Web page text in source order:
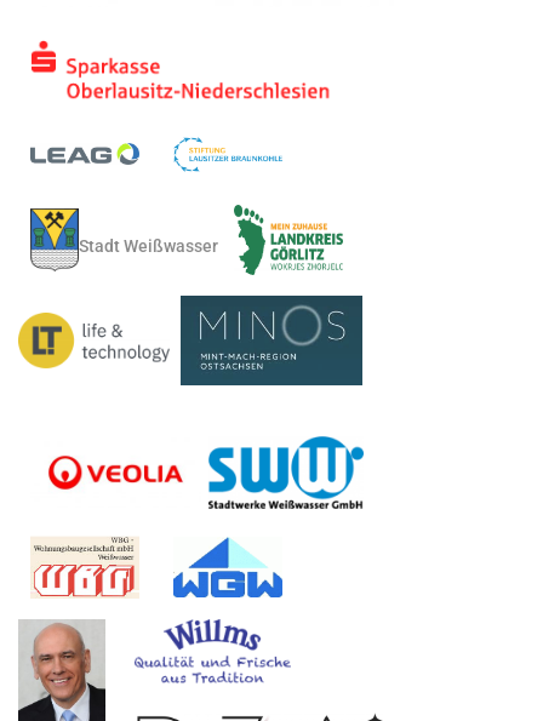
Stadt Weißwasser